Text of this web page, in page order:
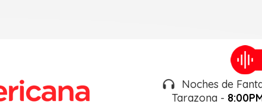
Noches de
Tarazona -